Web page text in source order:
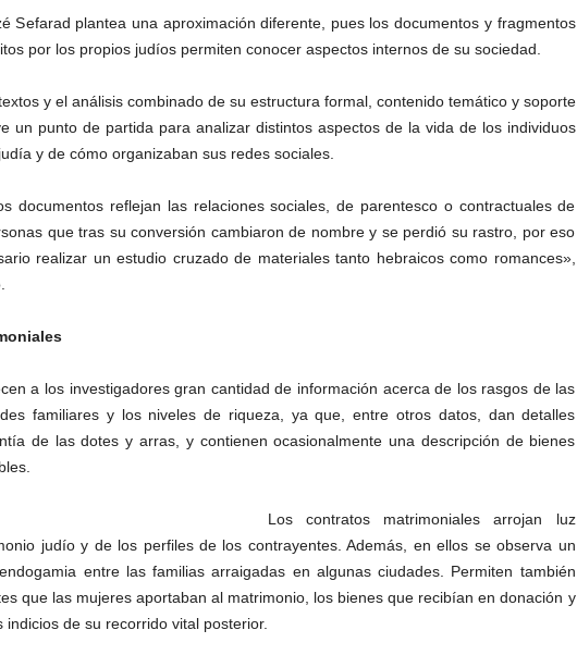
Sefarad plantea una aproximación diferente, pues los documentos y fragmentos
por los propios judíos permiten conocer aspectos internos de su sociedad.
y el análisis combinado de su estructura formal, contenido temático y soporte
un punto de partida para analizar distintos aspectos de la vida de los individuos
y de cómo organizaban sus redes sociales.
documentos reflejan las relaciones sociales, de parentesco o contractuales de
que tras su conversión cambiaron de nombre y se perdió su rastro, por eso
realizar un estudio cruzado de materiales tanto hebraicos como romances»,
a los investigadores gran cantidad de información acerca de los rasgos de las
familiares y los niveles de riqueza, ya que, entre otros datos, dan detalles
de las dotes y arras, y contienen ocasionalmente una descripción de bienes
Los contratos matrimoniales arrojan luz
judío y de los perfiles de los contrayentes. Además, en ellos se observa un
entre las familias arraigadas en algunas ciudades. Permiten también
que las mujeres aportaban al matrimonio, los bienes que recibían en donación y
indicios de su recorrido vital posterior.